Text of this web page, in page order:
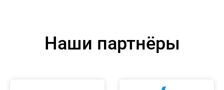
Наши партнёры